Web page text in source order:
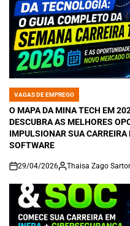
POSTED
IN
VAGAS DE EMPREGO
O MAPA DA MINA TECH EM
DESCUBRA AS MELHORES
IMPULSIONAR SUA
SOFTWARE
on
29/04/2026 Thaisa Zago